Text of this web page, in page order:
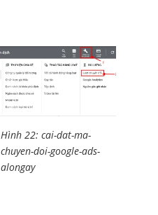
Hình 22: cai-dat-ma-
chuyen-doi-google-ads-
alongay